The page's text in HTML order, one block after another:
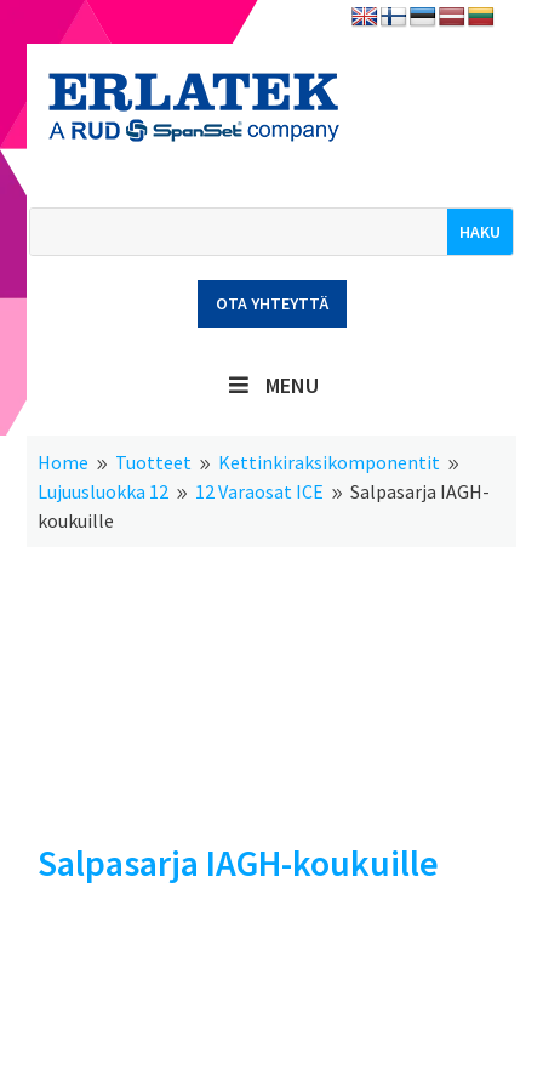
OTA YHTEYTTÄ
MENU
Home 9 Tuotteet 9 Kettinkiraksikomponentit 9
Lujuusluokka 12 9 12 Varaosat ICE 9 Salpasarja IAGH-
koukuille
Salpasarja IAGH-koukuille